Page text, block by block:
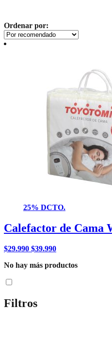
Ordenar por:
25% DCTO.
Calefactor de Cama
$29.990 $39.990
No hay más productos
Filtros